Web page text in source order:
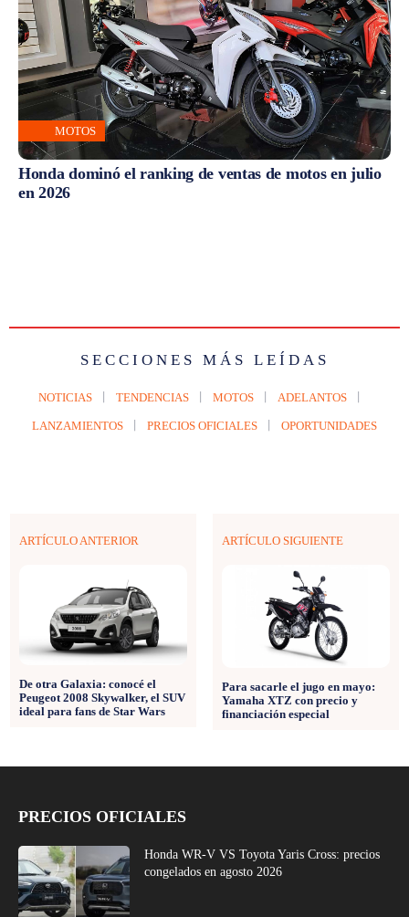
MOTOS
Honda dominó el ranking de ventas de motos en julio
en 2026
SECCIONES MÁS LEÍDAS
NOTICIAS TENDENCIAS MOTOS ADELANTOS
LANZAMIENTOS PRECIOS OFICIALES OPORTUNIDADES
ARTÍCULO ANTERIOR
De otra Galaxia: conocé el
Peugeot 2008 Skywalker, el SUV
ideal para fans de Star Wars
ARTÍCULO SIGUIENTE
Para sacarle el jugo en mayo:
Yamaha XTZ con precio y
financiación especial
PRECIOS OFICIALES
Honda WR-V VS Toyota Yaris Cross: precios
congelados en agosto 2026